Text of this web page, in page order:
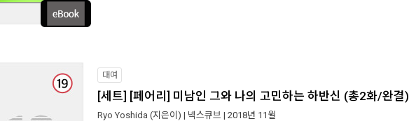
대여
[세트] [페어리] 미남인 그와 나의 고민하는 하반신 (총2화/완결)
Ryo Yoshida (지은이) | 넥스큐브 | 2018년 11월